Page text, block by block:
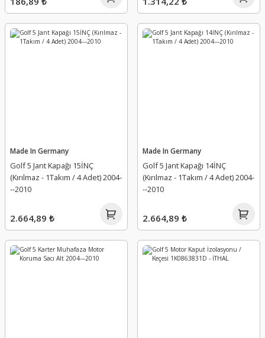
Made In Germany
Golf 5 Jant Kapağı 15İNÇ
(Kırılmaz - 1Takım / 4 Adet) 2004-
--2010
2.664,89 ₺
Made In Germany
Golf 5 Jant Kapağı 14İNÇ
(Kırılmaz - 1Takım / 4 Adet) 2004-
--2010
2.664,89 ₺